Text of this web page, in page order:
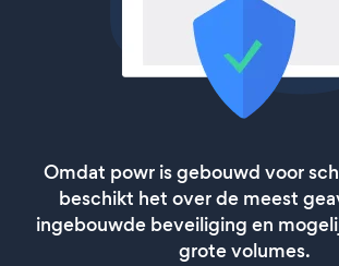
Omdat powr is gebouwd voor
beschikt het over de meest
ingebouwde beveiliging en
grote volumes.